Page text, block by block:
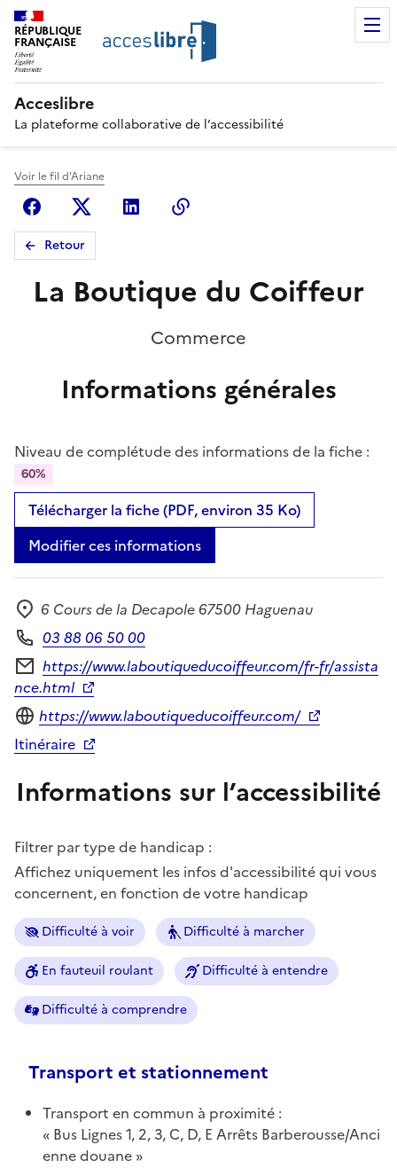
RÉPUBLIQUE
FRANÇAISE
Acceslibre
La plateforme collaborative de l’accessibilité
Voir le fil d'Ariane
FacebookX (anciennement Twitter)
Linkedin
Retour
La Boutique du Coiffeur
Commerce
Informations générales
Niveau de complétude des informations de la fiche :
60%
Télécharger la fiche (PDF, environ 35 Ko)
Modifier ces informations
Adresse
6 Cours de la Decapole 67500 Haguenau
Téléphone
03 88 06 50 00
Formulaire de contact
https://www.laboutiqueducoiffeur.com/fr-fr/assista
nce.html
Site internet
https://www.laboutiqueducoiffeur.com/
Itinéraire
Informations sur l’accessibilité
Filtrer par type de handicap :
Affichez uniquement les infos d'accessibilité qui vous
concernent, en fonction de votre handicap
Difficulté à voir Difficulté à marcher
En fauteuil roulant Difficulté à entendre
Difficulté à comprendre
Transport et stationnement
Transport en commun à proximité :
Bus Lignes 1, 2, 3, C, D, E Arrêts Barberousse/Anci
enne douane